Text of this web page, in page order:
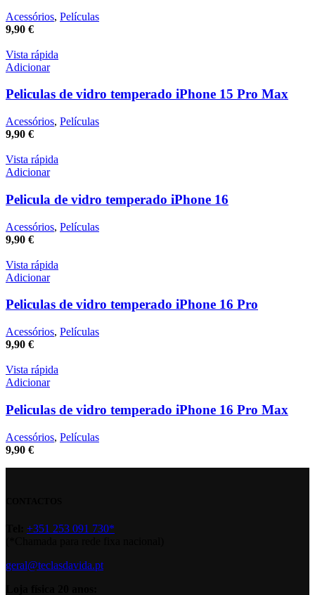
Acessórios, Películas
9,90 €
Vista rápida
Adicionar
Peliculas de vidro temperado iPhone 15 Pro Max
Acessórios, Películas
9,90 €
Vista rápida
Adicionar
Pelicula de vidro temperado iPhone 16
Acessórios, Películas
9,90 €
Vista rápida
Adicionar
Peliculas de vidro temperado iPhone 16 Pro
Acessórios, Películas
9,90 €
Vista rápida
Adicionar
Peliculas de vidro temperado iPhone 16 Pro Max
Acessórios, Películas
9,90 €
+351 253 091 730*
geral@teclasdavida.pt